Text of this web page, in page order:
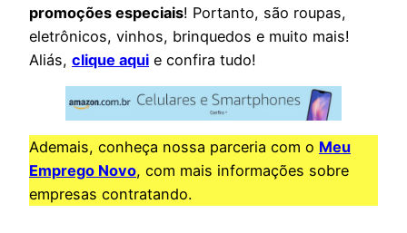
promoções especiais! Portanto, são roupas,
eletrônicos, vinhos, brinquedos e muito mais!
Aliás, clique aqui e confira tudo!
Ademais, conheça nossa parceria com o Meu
Emprego Novo, com mais informações sobre
empresas contratando.